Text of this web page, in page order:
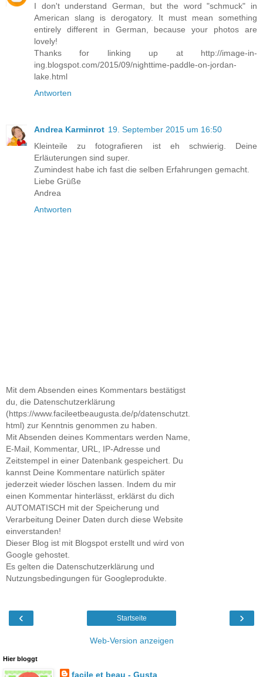
I don't understand German, but the word "schmuck" in
American slang is derogatory. It must mean something
entirely different in German, because your photos are
lovely!
Thanks for linking up at http://image-in-
ing.blogspot.com/2015/09/nighttime-paddle-on-jordan-
lake.html
Antworten
Andrea Karminrot 19. September 2015 um 16:50
Kleinteile zu fotografieren ist eh schwierig. Deine
Erläuterungen sind super.
Zumindest habe ich fast die selben Erfahrungen gemacht.
Liebe Grüße
Andrea
Antworten
Mit dem Absenden eines Kommentars bestätigst
du, die Datenschutzerklärung
(https://www.facileetbeaugusta.de/p/datenschutzt.
html) zur Kenntnis genommen zu haben.
Mit Absenden deines Kommentars werden Name,
E-Mail, Kommentar, URL, IP-Adresse und
Zeitstempel in einer Datenbank gespeichert. Du
kannst Deine Kommentare natürlich später
jederzeit wieder löschen lassen. Indem du mir
einen Kommentar hinterlässt, erklärst du dich
AUTOMATISCH mit der Speicherung und
Verarbeitung Deiner Daten durch diese Website
einverstanden!
Dieser Blog ist mit Blogspot erstellt und wird von
Google gehostet.
Es gelten die Datenschutzerklärung und
Nutzungsbedingungen für Googleprodukte.
‹ ›
Startseite
Web-Version anzeigen
Hier bloggt
facile et beau - Gusta